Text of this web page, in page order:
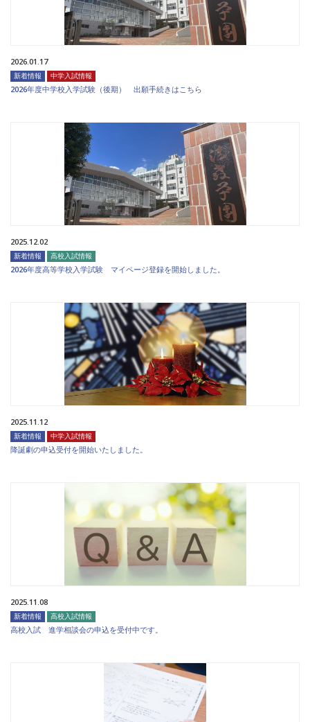
2026.01.17
新着情報 中学入試情報
2026年度中学校入学試験（後期） 出願手続きはこちら
2025.12.02
新着情報 高校入試情報
2026年度高等学校入学試験 マイページ登録を開始しました。
2025.11.12
新着情報 中学入試情報
降誕劇の申込受付を開始いたしました。
2025.11.08
新着情報 高校入試情報
高校入試 進学相談会の申込を受付中です。